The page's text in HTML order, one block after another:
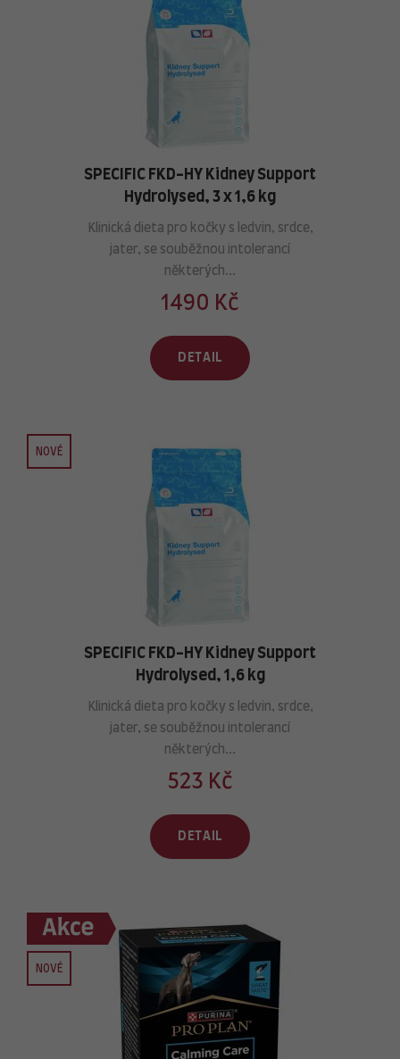
SPECIFIC FKD-HY Kidney Support
Hydrolysed, 3 x 1,6 kg
Klinická dieta pro kočky s ledvin, srdce,
jater, se souběžnou intolerancí
některých...
1490 Kč
DETAIL
NOVÉ
SPECIFIC FKD-HY Kidney Support
Hydrolysed, 1,6 kg
Klinická dieta pro kočky s ledvin, srdce,
jater, se souběžnou intolerancí
některých...
523 Kč
DETAIL
NOVÉ